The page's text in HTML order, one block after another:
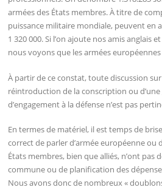
armées des États membres. À titre de
puissance militaire mondiale, peuvent en
1 320 000. Si l’on ajoute nos amis anglais
nous voyons que les armées
À partir de ce constat, toute discussion sur
réintroduction de la conscription ou
d’engagement à la défense n’est pas
En termes de matériel, il est temps de
correct de parler d’armée européenne ou
États membres, bien que alliés, n’ont pas
commune ou de planification des
Nous avons donc de nombreux «